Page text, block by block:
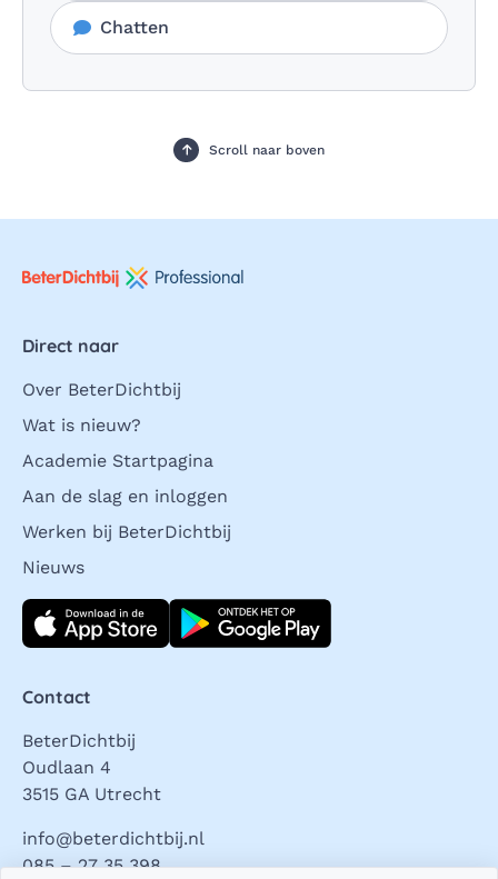
Chatten
Scroll naar boven
Direct naar
Over BeterDichtbij
Wat is nieuw?
Academie Startpagina
Aan de slag en inloggen
Werken bij BeterDichtbij
Nieuws
Download direct
Contact
BeterDichtbij
Oudlaan 4
3515 GA Utrecht
info@beterdichtbij.nl
085 – 27 35 398